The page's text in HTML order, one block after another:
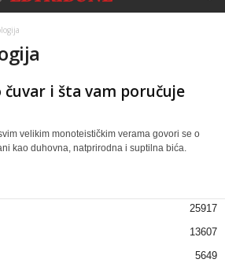
čuvar i šta vam poručuje
velikim monoteističkim verama govori se o
kao duhovna, natprirodna i suptilna bića.
25917
13607
5649